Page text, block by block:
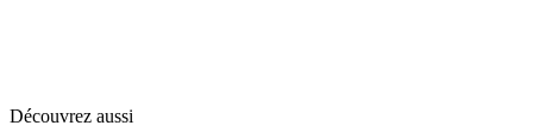
Découvrez aussi